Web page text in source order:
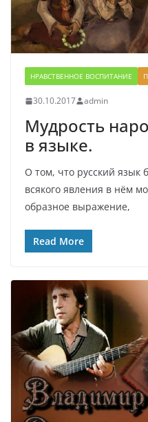
НРАВСТВЕННОЕ ВОСПИТАНИЕ
30.10.2017 admin
Мудрость
в языке.
О том, что русский язык
всякого явления в нём
образное выражение,
Read More